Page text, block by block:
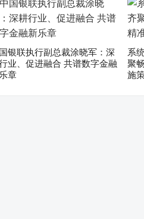
银联执行副总裁涂晓军：深
业、促进融合 共谱数字金融
章
系
聚
施